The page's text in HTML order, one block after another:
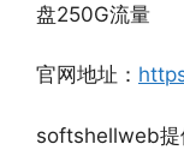
盘250G流量
官网地址：
softshellweb提